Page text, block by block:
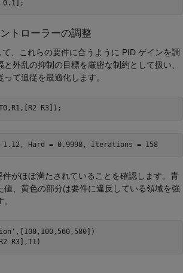
トローラーの調整
て、これらの要件に合うように PID ゲインを調
外乱の抑制の目標を厳密な制約として扱い、
って追従を最適化します。
Final: Soft = 1.12, Hard = 0.9998, Iterations = 158
がほぼ満たされていることを確認します。青
値、黄色の部分は要件に違反している領域を強
,[100,100,560,580])